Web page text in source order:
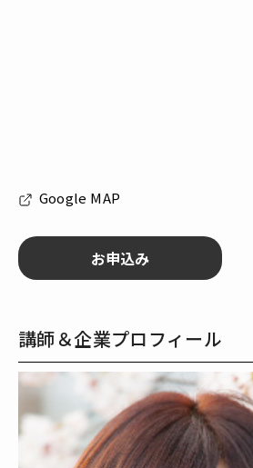
Google MAP
講師＆企業プロフィール